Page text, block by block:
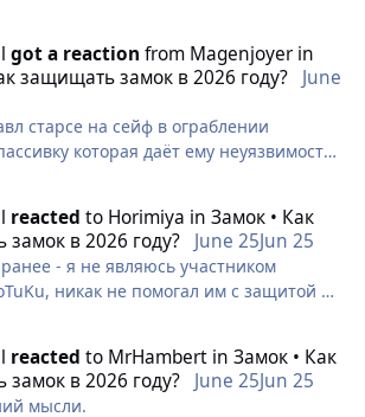
ирса;
и прочее.
необходимо:
контролем и сопротивлением
одного приводит к выпадению из
персонажей, причем по разные
что персонаж(в большинстве
способен крутить рулетку
куда большей дистанции и выдать
от количества неудач.
всё равно 75% и включится неуяз
got a reaction from Magenjoyer in
защищать замок в 2026 году?
June
старсе на сейф в ограблении
которая даёт ему неуязвимость
всё равно 75% и включится неуяз
reacted to Horimiya inЗамок • Как
в 2026 году?
June 25Jun 25
- я не являюсь участником
никак не помогал им с защитой и
пример проблемы замков.
не побоялись и пошли на 5-
reacted to MrHambert inЗамок • Как
в 2026 году?
June 25Jun 25
мысли.